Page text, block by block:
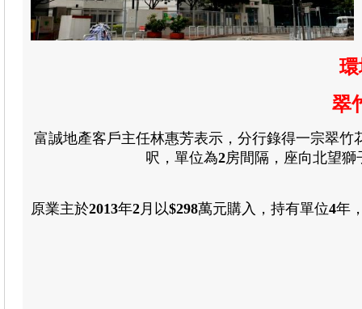
翠
富誠地產客戶主任林惠芳表示， 分行錄得一宗翠竹
呎，單位為2房間隔 ， 座向北望獅
原業主於2013年2 月 以$298萬元購入，持有單位4年